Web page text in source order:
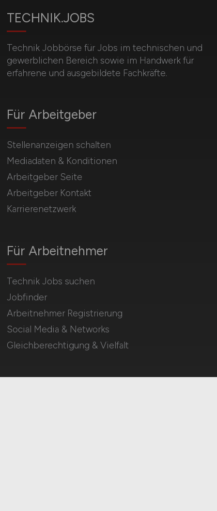
TECHNIK.JOBS
Technik Jobbörse für Jobs im technischen und
gewerblichen Bereich sowie im Handwerk für
erfahrene und ausgebildete Fachkräfte.
Für Arbeitnehmer
Technik Jobs suchen
Jobfinder
Arbeitnehmer Registrierung
Social Media & Networks
Gleichberechtigung & Vielfalt
Für Arbeitgeber
Stellenanzeigen schalten
Mediadaten & Konditionen
Arbeitgeber Seite
Arbeitgeber Kontakt
Karrierenetzwerk